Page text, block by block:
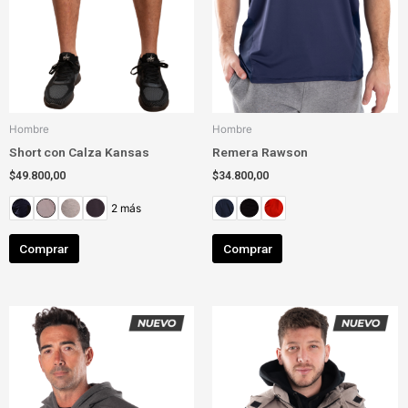
Hombre
Short con Calza Kansas
$49.800,00
2 más
Comprar
la
producto
Hombre
Remera Rawson
$34.800,00
Comprar
Este
producto
tiene
múltiples
variantes.
Este
producto
tiene
múltiples
variantes.